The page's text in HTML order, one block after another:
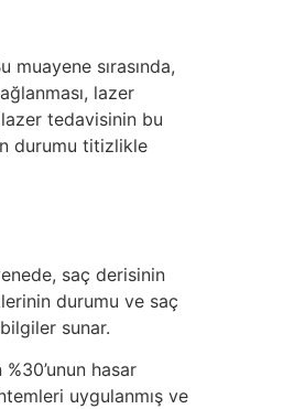
sırasında,
lazer
tedavisinin bu
durumu titizlikle
saç derisinin
durumu ve saç
sunar.
hasar
uygulanmış ve